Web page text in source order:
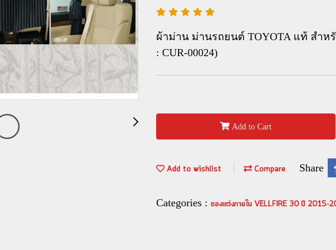
ผ้าม่าน ม่านรถยนต์ TOYOTA แท้ สำห
: CUR-00024)
Add to Cart
Add to wishlist Compare Share
Categories : ของแต่งภายใน VELLFIRE 30 ปี 2015-